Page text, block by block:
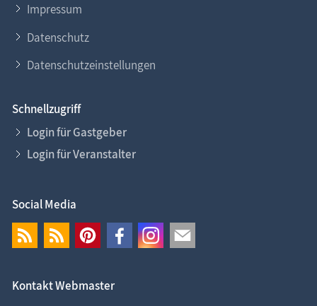
Impressum
Datenschutz
Datenschutzeinstellungen
Schnellzugriff
Login für Gastgeber
Login für Veranstalter
Social Media
Kontakt Webmaster